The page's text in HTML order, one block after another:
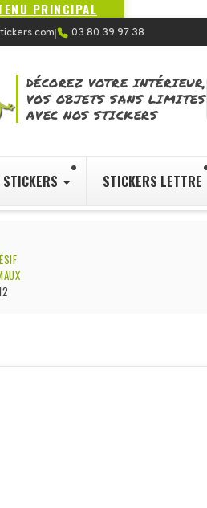
PRINCIPAL
| 03.80.39.97.38
DÉCOREZ VOTRE INTÉRIEUR,
VOS OBJETS SANS LIMITES
AVEC NOS STICKERS
STICKERS STICKERS LETTRE